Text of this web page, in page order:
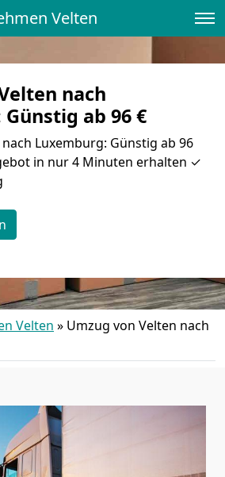
Velten
nach
ab 96 €
Luxemburg: Günstig ab 96
in nur 4 Minuten erhalten ✓
Velten » Umzug von Velten nach